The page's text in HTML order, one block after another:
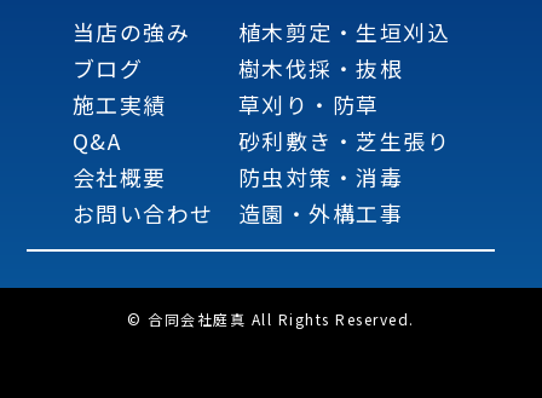
当店の強み
ブログ
施工実績
Q&A
会社概要
お問い合わせ
植木剪定・生垣刈込
樹木伐採・抜根
草刈り・防草
砂利敷き・芝生張り
防虫対策・消毒
造園・外構工事
© 合同会社庭真 All Rights Reserved.